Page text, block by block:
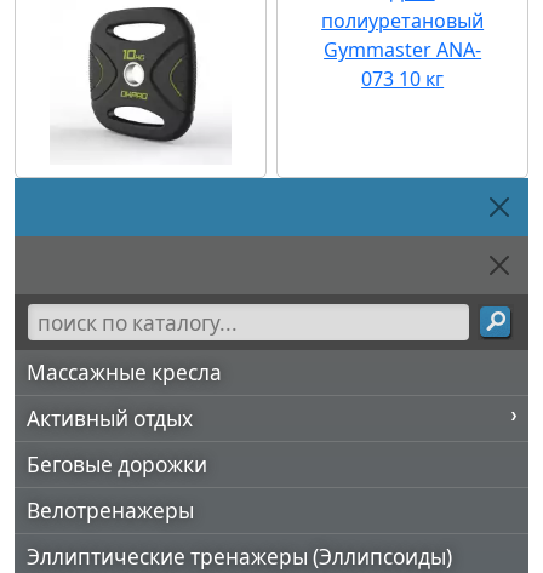
Массажные кресла
Активный отдых
Беговые дорожки
Велотренажеры
Эллиптические тренажеры (Эллипсоиды)